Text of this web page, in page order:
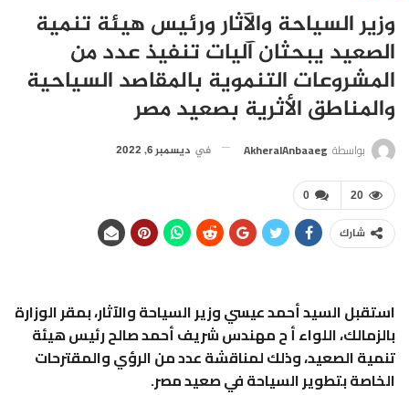
وزير السياحة والآثار ورئيس هيئة تنمية
الصعيد يبحثان آليات تنفيذ عدد من
المشروعات التنموية بالمقاصد السياحية
والمناطق الأثرية بصعيد مصر
بواسطة AkheralAnbaaeg في ديسمبر 6, 2022
0 20
شارك
استقبل السيد أحمد عيسي وزير السياحة والآثار، بمقر الوزارة
بالزمالك، اللواء أ ح مهندس شريف أحمد صالح رئيس هيئة
تنمية الصعيد، وذلك لمناقشة عدد من الرؤي والمقترحات
الخاصة بتطوير السياحة في صعيد مصر.